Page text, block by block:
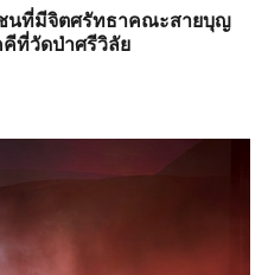
นที่มีจิตศรัทธาคณะสายบุญ
ที่วัดป่าศรีวิลัย